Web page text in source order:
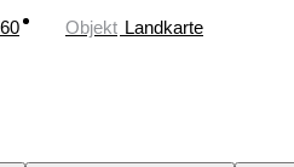
Objekt Landkarte